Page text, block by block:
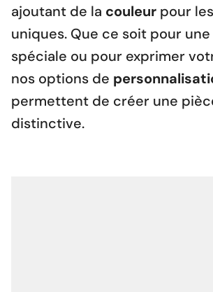
ajoutant de la couleur pour
uniques. Que ce soit pour
spéciale ou pour exprimer
nos options de
permettent de créer une
distinctive.